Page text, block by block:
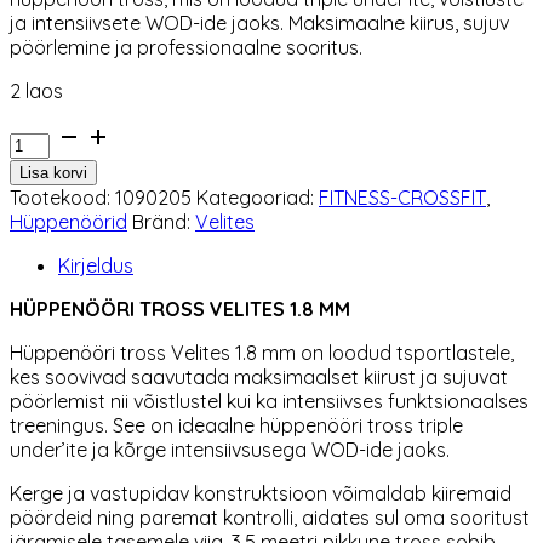
ja intensiivsete WOD-ide jaoks. Maksimaalne kiirus, sujuv
pöörlemine ja professionaalne sooritus.
2 laos
Hüppenööri
tross
Velites
1.8
mm
kogus
Lisa korvi
Tootekood: 1090205 Kategooriad: FITNESS-CROSSFIT,
Hüppenöörid Bränd: Velites
Kirjeldus
HÜPPENÖÖRI TROSS VELITES 1.8 MM
Hüppenööri tross Velites 1.8 mm on loodud tsportlastele,
kes soovivad saavutada maksimaalset kiirust ja sujuvat
pöörlemist nii võistlustel kui ka intensiivses funktsionaalses
treeningus. See on ideaalne hüppenööri tross triple
under’ite ja kõrge intensiivsusega WOD-ide jaoks.
Kerge ja vastupidav konstruktsioon võimaldab kiiremaid
pöördeid ning paremat kontrolli, aidates sul oma sooritust